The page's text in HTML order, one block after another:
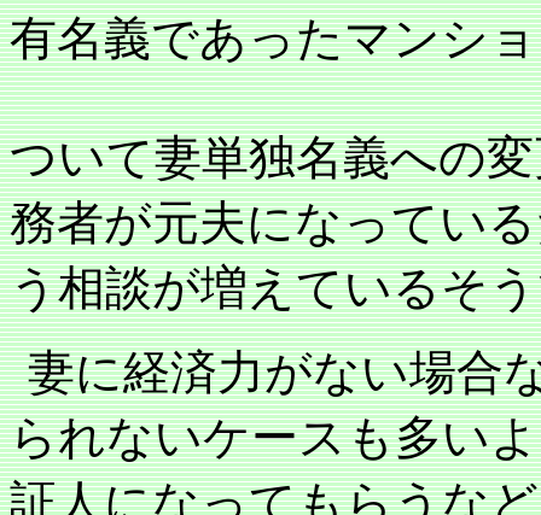
有名義であったマンシ
ついて妻単独名義への
務者が元夫になってい
う相談が増えているそ
妻に経済力がない場合
られないケースも多い
証人になってもらうな